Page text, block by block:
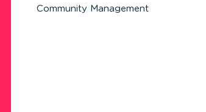
Community Management